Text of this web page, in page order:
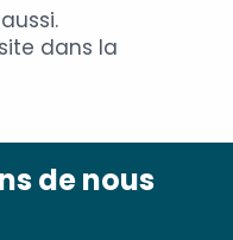
dans la
de nous